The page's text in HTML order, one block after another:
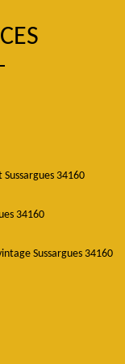
34160
34160
Sussargues 34160